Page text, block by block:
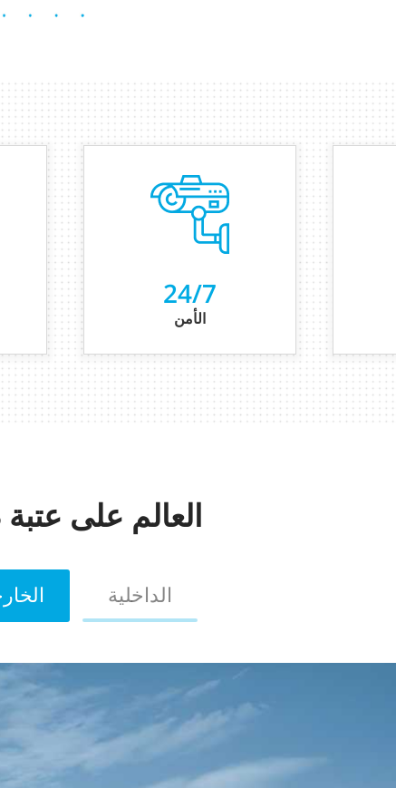
24/7
الأمن
العالم على
الداخلية